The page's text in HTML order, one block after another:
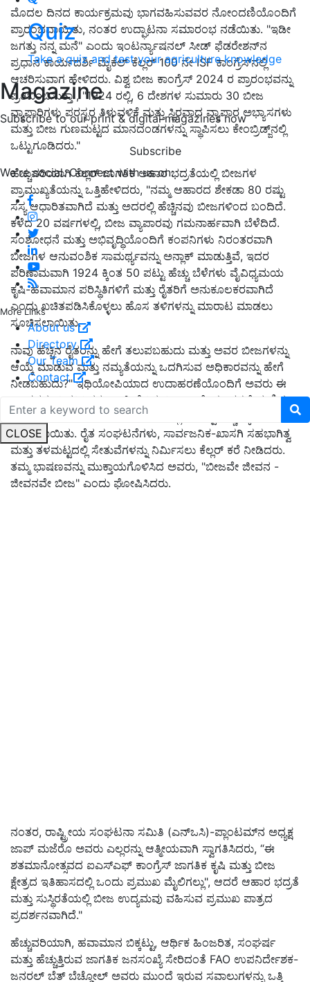
Quiz
Take a quiz and test your agriculture knowledge
Magazine
Subscribe to our print & digital magazines now
Subscribe
We're social. Connect with us on:
More Links
About us
Directory
Our Team
Contact
CLOSE
ಮೊದಲ ದಿನದ ಕಾರ್ಯಕ್ರಮವು ಭಾಗವಹಿಸುವವರ ನೋಂದಣಿಯೊಂದಿಗೆ
ಪ್ರಾರಂಭವಾಯಿತು, ನಂತರ ಉದ್ಘಾಟನಾ ಸಮಾರಂಭ ನಡೆಯಿತು. "ಇಡೀ
ಜಗತ್ತು ನನ್ನ ಮನೆ" ಎಂದು ಇಂಟರ್ನ್ಯಾಷನಲ್ ಸೀಡ್ ಫೆಡರೇಶನ್ನ
ಪ್ರಧಾನ ಕಾರ್ಯದರ್ಶಿ ಮೈಕೆಲ್ ಕೆಲ್ಲರ್100ನೇISFಕಾಂಗ್ರೆಸ್ನಲ್ಲಿ
ಆಚರಿಸುವಾಗ ಹೇಳಿದರು. ವಿಶ್ವ ಬೀಜ ಕಾಂಗ್ರೆಸ್2024 ರ ಪ್ರಾರಂಭವನ್ನು
ಪ್ರತಿಬಿಂಬಿಸುತ್ತಾ, "1924 ರಲ್ಲಿ, 6 ದೇಶಗಳ ಸುಮಾರು 30 ಬೀಜ
ವ್ಯಾಪಾರಿಗಳು ಪರಸ್ಪರ ತಿಳುವಳಿಕೆ ಮತ್ತು ಸ್ಥಿರವಾದ ವ್ಯಾಪಾರ ಅಭ್ಯಾಸಗಳು
ಮತ್ತು ಬೀಜ ಗುಣಮಟ್ಟದ ಮಾನದಂಡಗಳನ್ನು ಸ್ಥಾಪಿಸಲು ಕೇಂಬ್ರಿಡ್ಜ್ನಲ್ಲಿ
ಒಟ್ಟುಗೂಡಿದರು."
ಹೆಚ್ಚುವರಿಯಾಗಿ ಕೆಲ್ಲರ್ ಜಾಗತಿಕ ಆಹಾರ ಭದ್ರತೆಯಲ್ಲಿ ಬೀಜಗಳ
ಪ್ರಾಮುಖ್ಯತೆಯನ್ನು ಒತ್ತಿಹೇಳಿದರು, "ನಮ್ಮ ಆಹಾರದ ಶೇಕಡಾ 80 ರಷ್ಟು
ಸಸ್ಯ ಆಧಾರಿತವಾಗಿದೆ ಮತ್ತು ಅದರಲ್ಲಿ ಹೆಚ್ಚಿನವು ಬೀಜಗಳಿಂದ ಬಂದಿದೆ.
ಕಳೆದ20 ವರ್ಷಗಳಲ್ಲಿ, ಬೀಜ ವ್ಯಾಪಾರವು ಗಮನಾರ್ಹವಾಗಿ ಬೆಳೆದಿದೆ.
ಸಂಶೋಧನೆ ಮತ್ತು ಅಭಿವೃದ್ಧಿಯೊಂದಿಗೆ ಕಂಪನಿಗಳು ನಿರಂತರವಾಗಿ
ಬೀಜಗಳ ಆನುವಂಶಿಕ ಸಾಮರ್ಥ್ಯವನ್ನು ಅನ್ಲಾಕ್ ಮಾಡುತ್ತಿವೆ, ಇದರ
ಪರಿಣಾಮವಾಗಿ 1924 ಕ್ಕಿಂತ 50 ಪಟ್ಟು ಹೆಚ್ಚು ಬೆಳೆಗಳು ವೈವಿಧ್ಯಮಯ
ಕೃಷಿ-ಹವಾಮಾನ ಪರಿಸ್ಥಿತಿಗಳಿಗೆ ಮತ್ತು ರೈತರಿಗೆ ಅನುಕೂಲಕರವಾಗಿದೆ
ಎಂದು ಖಚಿತಪಡಿಸಿಕೊಳ್ಳಲು ಹೊಸ ತಳಿಗಳನ್ನು ಮಾರಾಟ ಮಾಡಲು
ಸೂಚಿಸಲಾಯಿತು.
ನಾವು ಹೆಚ್ಚಿನ ರೈತರನ್ನು ಹೇಗೆ ತಲುಪಬಹುದು ಮತ್ತು ಅವರ ಬೀಜಗಳನ್ನು
ಆಯ್ಕೆ ಮಾಡುವ ಮತ್ತು ನಮ್ಯತೆಯನ್ನು ಒದಗಿಸುವ ಅಧಿಕಾರವನ್ನು ಹೇಗೆ
ನೀಡಬಹುದು?"ಇಥಿಯೋಪಿಯಾದ ಉದಾಹರಣೆಯೊಂದಿಗೆ ಅವರು ಈ
ಅಂಶವನ್ನು ವಿವರಿಸಿದರು
ಅಲ್ಲಿ ಹೆಚ್ಚಿದ ಬೀಜ ಆಯ್ಕೆಯು ಕಳಪೆ ಮಣ್ಣಿನ
ಆರೋಗ್ಯದ ಹೊರತಾಗಿಯೂ ಇಳುವರಿಯಲ್ಲಿ
ಕಾರಣವಾಯಿತು. ರೈತ ಸಂಘಟನೆಗಳು, ಸಾರ್ವಜನಿಕ-ಖಾಸಗಿ ಸಹಭಾಗಿತ್ವ
ಮತ್ತು ತಳಮಟ್ಟದಲ್ಲಿ ಸೇತುವೆಗಳನ್ನು ನಿರ್ಮಿಸಲು ಕೆಲ್ಲರ್ ಕರೆ ನೀಡಿದರು.
ತಮ್ಮ ಭಾಷಣವನ್ನು ಮುಕ್ತಾಯಗೊಳಿಸಿದ ಅವರು, "ಬೀಜವೇ ಜೀವನ -
ಜೀವನವೇ ಬೀಜ" ಎಂದು ಘೋಷಿಸಿದರು.
ನಂತರ, ರಾಷ್ಟ್ರೀಯ ಸಂಘಟನಾ ಸಮಿತಿ (ಎನ್ಒಸಿ)-ಪ್ಲಾಂಟಮ್ನ ಅಧ್ಯಕ್ಷ
ಜಾಪ್ ಮಜೆರೊ ಅವರು ಎಲ್ಲರನ್ನು ಆತ್ಮೀಯವಾಗಿ ಸ್ವಾಗತಿಸಿದರು, “ಈ
ಶತಮಾನೋತ್ಸವದ ಐಎಸ್ಎಫ್ ಕಾಂಗ್ರೆಸ್ ಜಾಗತಿಕ ಕೃಷಿ ಮತ್ತು ಬೀಜ
ಕ್ಷೇತ್ರದ ಇತಿಹಾಸದಲ್ಲಿ ಒಂದು ಪ್ರಮುಖ ಮೈಲಿಗಲ್ಲು", ಆದರೆ ಆಹಾರ ಭದ್ರತೆ
ಮತ್ತು ಸುಸ್ಥಿರತೆಯಲ್ಲಿ ಬೀಜ ಉದ್ಯಮವು ವಹಿಸುವ ಪ್ರಮುಖ ಪಾತ್ರದ
ಪ್ರದರ್ಶನವಾಗಿದೆ."
ಹೆಚ್ಚುವರಿಯಾಗಿ, ಹವಾಮಾನ ಬಿಕ್ಕಟ್ಟು, ಆರ್ಥಿಕ ಹಿಂಜರಿತ, ಸಂಘರ್ಷ
ಮತ್ತು ಹೆಚ್ಚುತ್ತಿರುವ ಜಾಗತಿಕ ಜನಸಂಖ್ಯೆ ಸೇರಿದಂತೆ FAO ಉಪನಿರ್ದೇಶಕ-
ಜನರಲ್ ಬೆತ್ ಬೆಚ್ಡೋಲ್ ಅವರು ಮುಂದೆ ಇರುವ ಸವಾಲುಗಳನ್ನು ಒತ್ತಿ